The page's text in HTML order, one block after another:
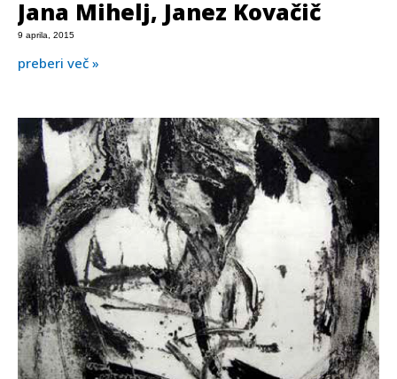
Jana Mihelj, Janez Kovačič
9 aprila, 2015
preberi več »